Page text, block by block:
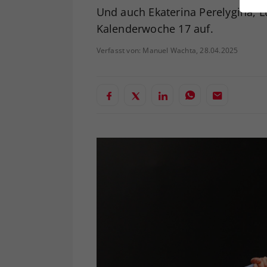
Und auch Ekaterina Perelygina,
Kalenderwoche 17 auf.
Verfasst von: Manuel Wachta, 28.04.2025